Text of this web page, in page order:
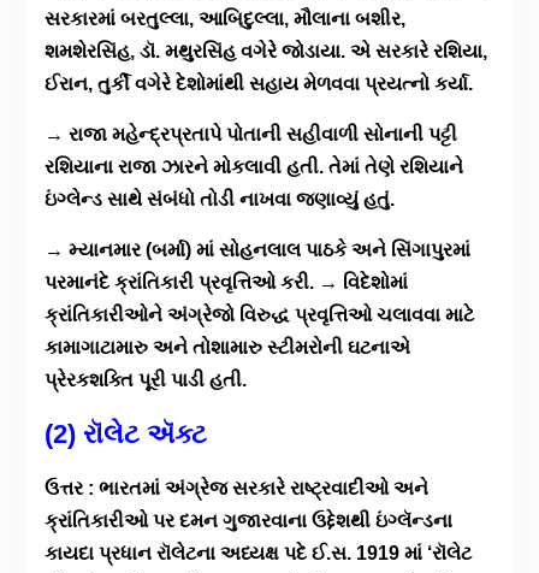
સરકારમાં બરતુલ્લા, આબિદુલ્લા, મૌલાના બશીર,
શમશેરસિંહ, ડૉ. મથુરસિંહ વગેરે જોડાયા. એ સરકારે રશિયા,
ઈરાન, તુર્કી વગેરે દેશોમાંથી સહાય મેળવવા પ્રયત્નો કર્યા.
→ રાજા મહેન્દ્રપ્રતાપે પોતાની સહીવાળી સોનાની પટ્ટી
રશિયાના રાજા ઝારને મોકલાવી હતી. તેમાં તેણે રશિયાને
ઇંગ્લેન્ડ સાથે સંબંધો તોડી નાખવા જણાવ્યું હતું.
→ મ્યાનમાર (બર્મા) માં સોહનલાલ પાઠકે અને સિંગાપુરમાં
પરમાનંદે ક્રાંતિકારી પ્રવૃત્તિઓ કરી. → વિદેશોમાં
ક્રાંતિકારીઓને અંગ્રેજો વિરુદ્ધ પ્રવૃત્તિઓ ચલાવવા માટે
કામાગાટામારુ અને તોશામારુ સ્ટીમરોની ઘટનાએ
પ્રેરકશક્તિ પૂરી પાડી હતી.
(2) રૉલેટ ઍક્ટ
ઉત્તર : ભારતમાં અંગ્રેજ સરકારે રાષ્ટ્રવાદીઓ અને
ક્રાંતિકારીઓ પર દમન ગુજારવાના ઉદ્દેશથી ઇંગ્લૅન્ડના
કાયદા પ્રધાન રૉલેટના અધ્યક્ષ પદે ઈ.સ. 1919 માં ‘રૉલેટ